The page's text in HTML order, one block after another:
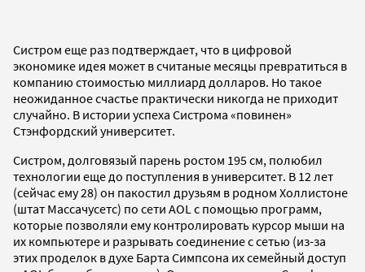
Систром еще раз подтверждает, что в цифровой
экономике идея может в считаные месяцы превратиться в
компанию стоимостью миллиард долларов. Но такое
неожиданное счастье практически никогда не приходит
случайно. В истории успеха Систрома «повинен»
Стэнфордский университет.
Систром, долговязый парень ростом 195 см, полюбил
технологии еще до поступления в университет. В 12 лет
(сейчас ему 28) он пакостил друзьям в родном Холлистоне
(штат Массачусетс) по сети AOL с помощью программ,
которые позволяли ему контролировать курсор мыши на
их компьютере и разрывать соединение с сетью (из-за
этих проделок в духе Барта Симпсона их семейный доступ